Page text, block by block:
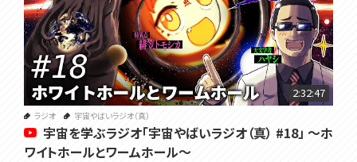
2:32:47
ラジオ 宇宙やばいラジオ（真）
宇宙を学ぶラジオ「宇宙やばいラジオ（真） #18」 ～ホ
ワイトホールとワームホール～